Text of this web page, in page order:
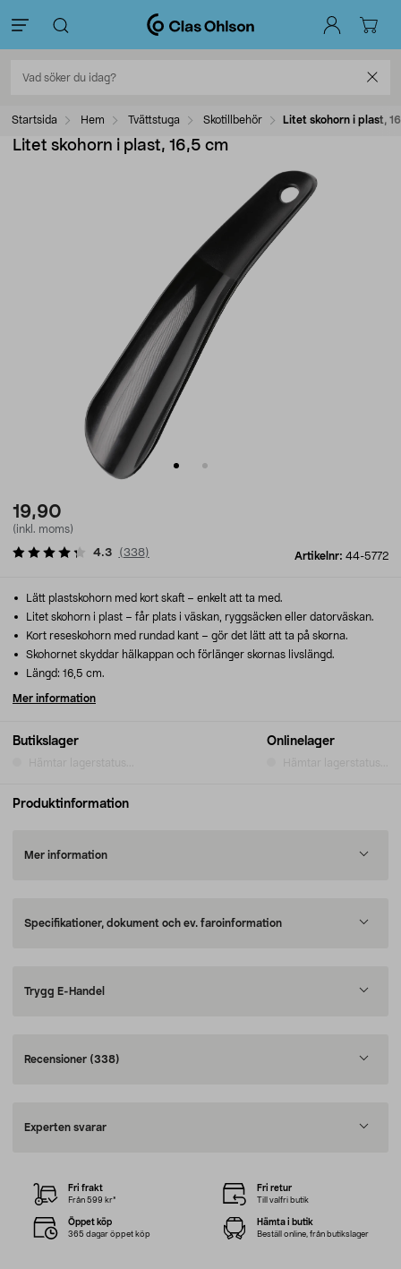
Startsida Hem Tvättstuga Skotillbehör Litet skohorn i plast,
Litet skohorn i plast, 16,5 cm
19,90
(inkl. moms)
Artikelnr: 44-5772
4.3 (338)
Butikslager
Hämtar lagerstatus...
Onlinelager
Hämtar lagerstatus...
Lätt plastskohorn med kort skaft – enkelt att ta med.
Litet skohorn i plast – får plats i väskan, ryggsäcken eller datorväskan.
Kort reseskohorn med rundad kant – gör det lätt att ta på skorna.
Skohornet skyddar hälkappan och förlänger skornas livslängd.
Längd: 16,5 cm.
Mer information
Produktinformation
Mer information
Specifikationer, dokument och ev. faroinformation
Trygg E-Handel
Recensioner (338)
Experten svarar
Fri frakt
Från 599 kr*
Fri retur
Till valfri butik
Öppet köp
365 dagar öppet köp
Hämta i butik
Beställ online, från butikslager